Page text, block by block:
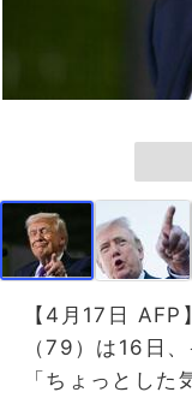
【4月17日
（79）は16日
「ちょっとし